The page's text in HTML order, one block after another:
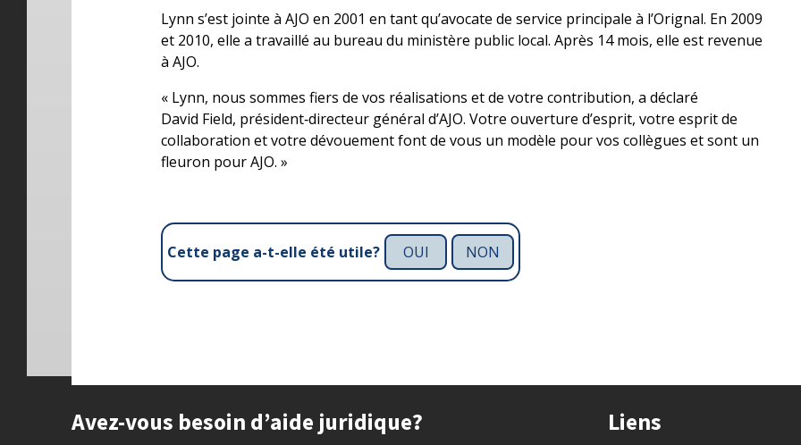
Lynn s’est jointe à AJO en 2001 en tant qu’avocate de service principale à l’Orignal. En 2009
et 2010, elle a travaillé au bureau du ministère public local. Après 14 mois, elle est revenue
à AJO.
« Lynn, nous sommes fiers de vos réalisations et de votre contribution, a déclaré
David Field, président‑directeur général d’AJO. Votre ouverture d’esprit, votre esprit de
collaboration et votre dévouement font de vous un modèle pour vos collègues et sont un
fleuron pour AJO. »
Cette page a-t-elle été utile? OUI NON
Site footer
Avez-vous besoin d’aide juridique? Liens